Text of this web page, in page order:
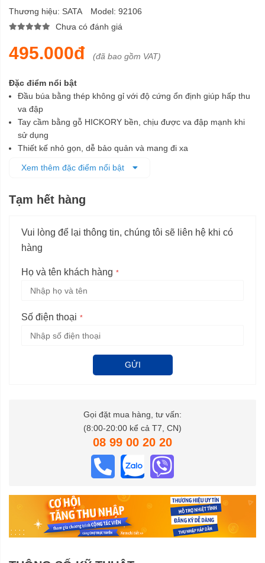
Thương hiệu: SATA Model: 92106
Chưa có đánh giá
495.000đ (đã bao gồm VAT)
Đặc điểm nổi bật
Đầu búa bằng thép không gỉ với độ cứng ổn định giúp hấp thu
va đập
Tay cầm bằng gỗ HICKORY bền, chịu được va đập mạnh khi
sử dụng
Thiết kế nhỏ gọn, dễ bảo quản và mang đi xa
Chuyên dùng để gò các bề mặt gỗ, đá, kim loại,...
hành)
Xem thêm đặc điểm nổi bật
Tạm hết hàng
Vui lòng để lại thông tin, chúng tôi sẽ liên hệ khi có
hàng
Họ và tên khách hàng
Số điện thoại
GỬI
Gọi đặt mua hàng, tư vấn:
(8:00-20:00 kể cả T7, CN)
08 99 00 20 20